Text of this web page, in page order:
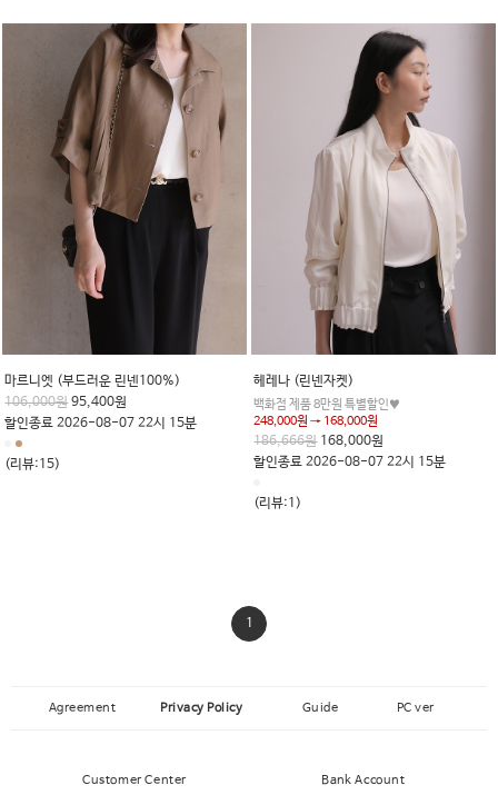
마르니엣 (부드러운 린넨100%)
106,000원 95,400원
할인종료 2026-08-07 22시 15분
(리뷰:15)
헤레나 (린넨자켓)
백화점 제품 8만원 특별할인♥
248,000원 → 168,000원
186,666원 168,000원
할인종료 2026-08-07 22시 15분
(리뷰:1)
1
Agreement Privacy Policy Guide PC ver
Customer Center Bank Account